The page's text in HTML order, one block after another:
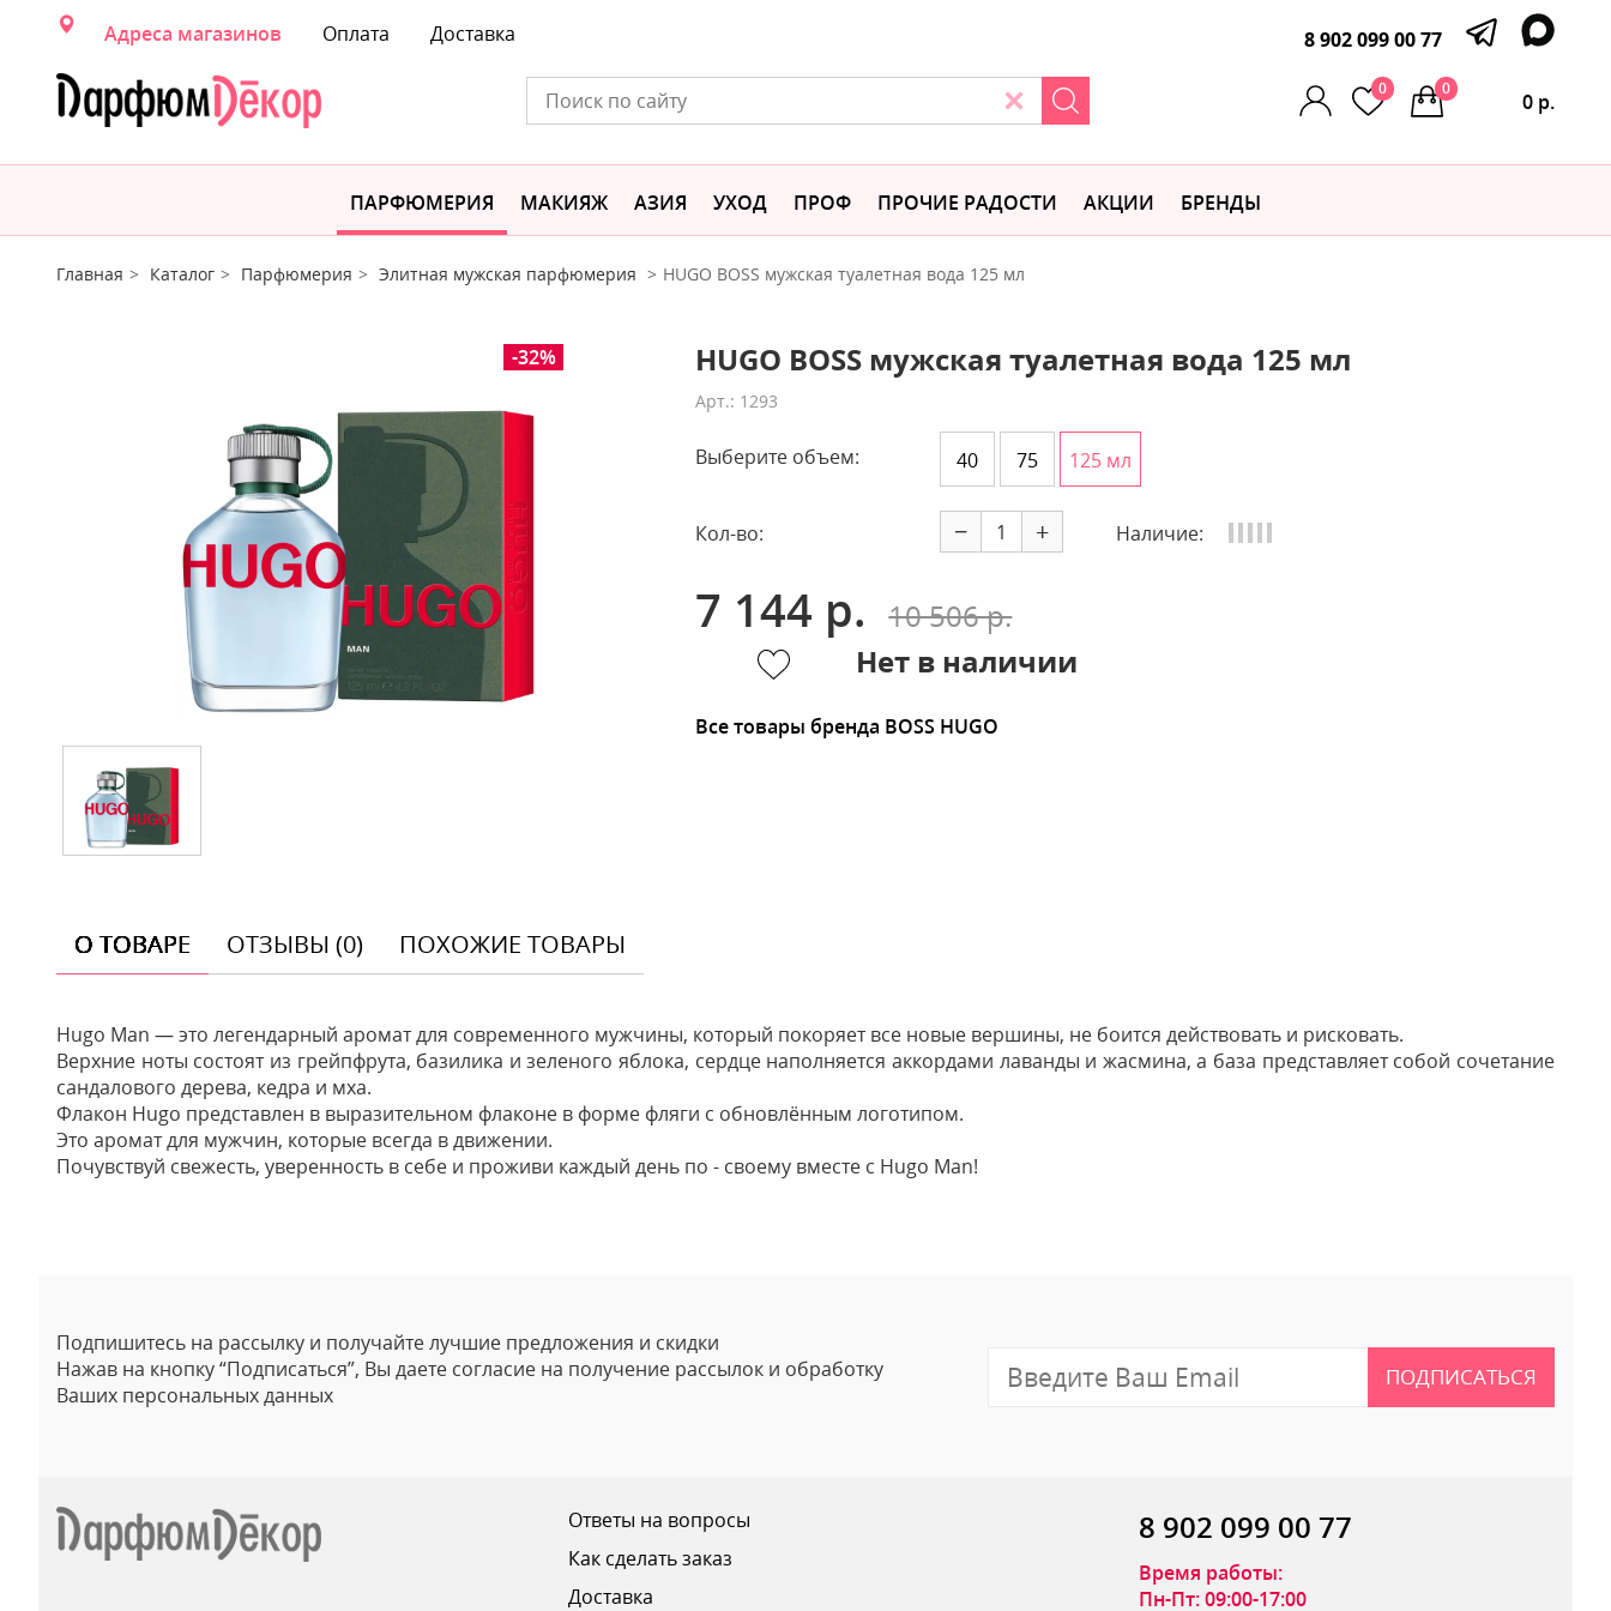
Адреса магазинов Оплата Доставка 8 902 099 00 77
0
0 р.
0
ПАРФЮМЕРИЯ МАКИЯЖ АЗИЯ УХОД ПРОФ ПРОЧИЕ РАДОСТИ АКЦИИ БРЕНДЫ
Главная Каталог Парфюмерия Элитная мужская парфюмерия HUGO BOSS мужская туалетная вода 125 мл
-32% HUGO BOSS мужская туалетная вода 125 мл
Арт.: 1293
Выберите объем: 40 75 125 мл
Кол-во: − + Наличие:
7 144 р.
10 506 р.
Нет в наличии
Все товары бренда BOSS HUGO
О ТОВАРЕ ОТЗЫВЫ (0) ПОХОЖИЕ ТОВАРЫ
Hugo Man — это легендарный аромат для современного мужчины, который покоряет все новые вершины, не боится действовать и рисковать.
Верхние ноты состоят из грейпфрута, базилика и зеленого яблока, сердце наполняется аккордами лаванды и жасмина, а база представляет собой сочетание
сандалового дерева, кедра и мха.
Флакон Hugo представлен в выразительном флаконе в форме фляги с обновлённым логотипом.
Это аромат для мужчин, которые всегда в движении.
Почувствуй свежесть, уверенность в себе и проживи каждый день по - своему вместе с Hugo Man!
Подпишитесь на рассылку и получайте лучшие предложения и скидки
Нажав на кнопку “Подписаться”, Вы даете согласие на получение рассылок и обработку
Ваших персональных данных
ПОДПИСАТЬСЯ
Ответы на вопросы
Как сделать заказ
Доставка
8 902 099 00 77
Время работы:
Пн-Пт: 09:00-17:00